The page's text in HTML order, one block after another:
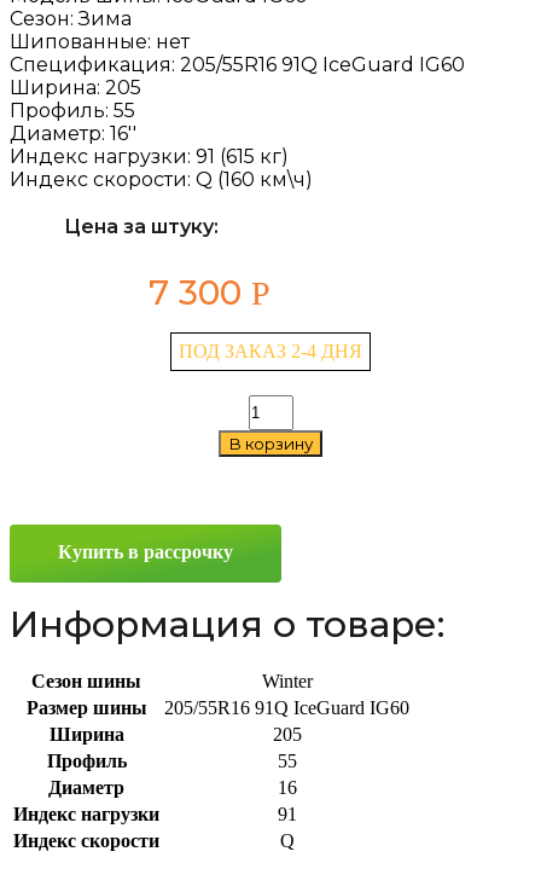
Сезон:Зима
Шипованные: нет
Спецификация: 205/55R16 91Q IceGuard IG60
Ширина: 205
Профиль: 55
Диаметр: 16''
Индекс нагрузки: 91 (615 кг)
Индекс скорости: Q (160 км\ч)
Цена за штуку:
7 300 Р
ПОД ЗАКАЗ 2-4 ДНЯ
Количество
товара
Yokohama
В корзину
Купить в рассрочку
Информация о товаре:
Сезон шины
Winter
Размер шины
205/55R16 91Q IceGuard IG60
Ширина
205
Профиль
55
Диаметр
16
Индекс нагрузки
91
Индекс скорости
Q